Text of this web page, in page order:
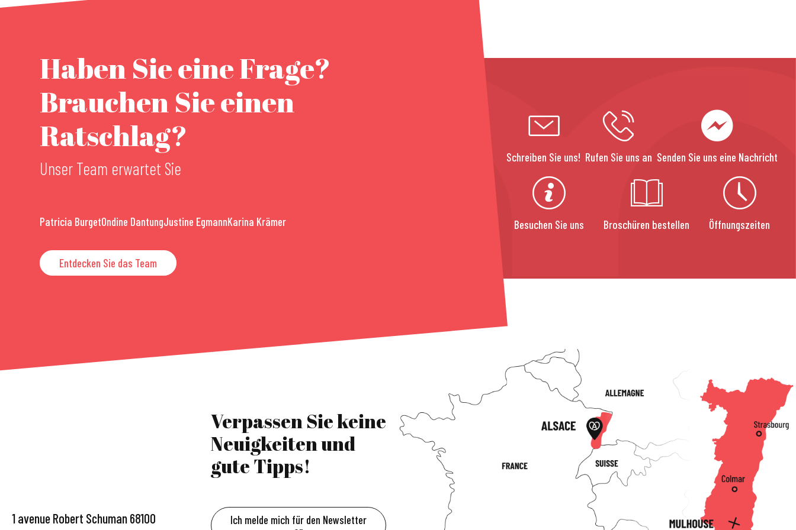
Haben Sie eine Frage?
Brauchen Sie einen
Ratschlag?
Unser Team erwartet Sie
Patricia BurgetOndine DantungJustine EgmannKarina Krämer
Entdecken Sie das Team
Schreiben Sie uns! Rufen Sie uns an Senden Sie uns eine Nachricht
Besuchen Sie uns Broschüren bestellen Öffnungszeiten
1 avenue Robert Schuman 68100
Verpassen Sie keine
Neuigkeiten und
gute Tipps!
Ich melde mich für den Newsletter